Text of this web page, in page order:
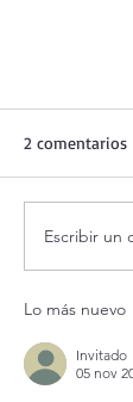
vivo /
2 comentarios
Escribir un
Lo más nuevo
Invitado
05 nov